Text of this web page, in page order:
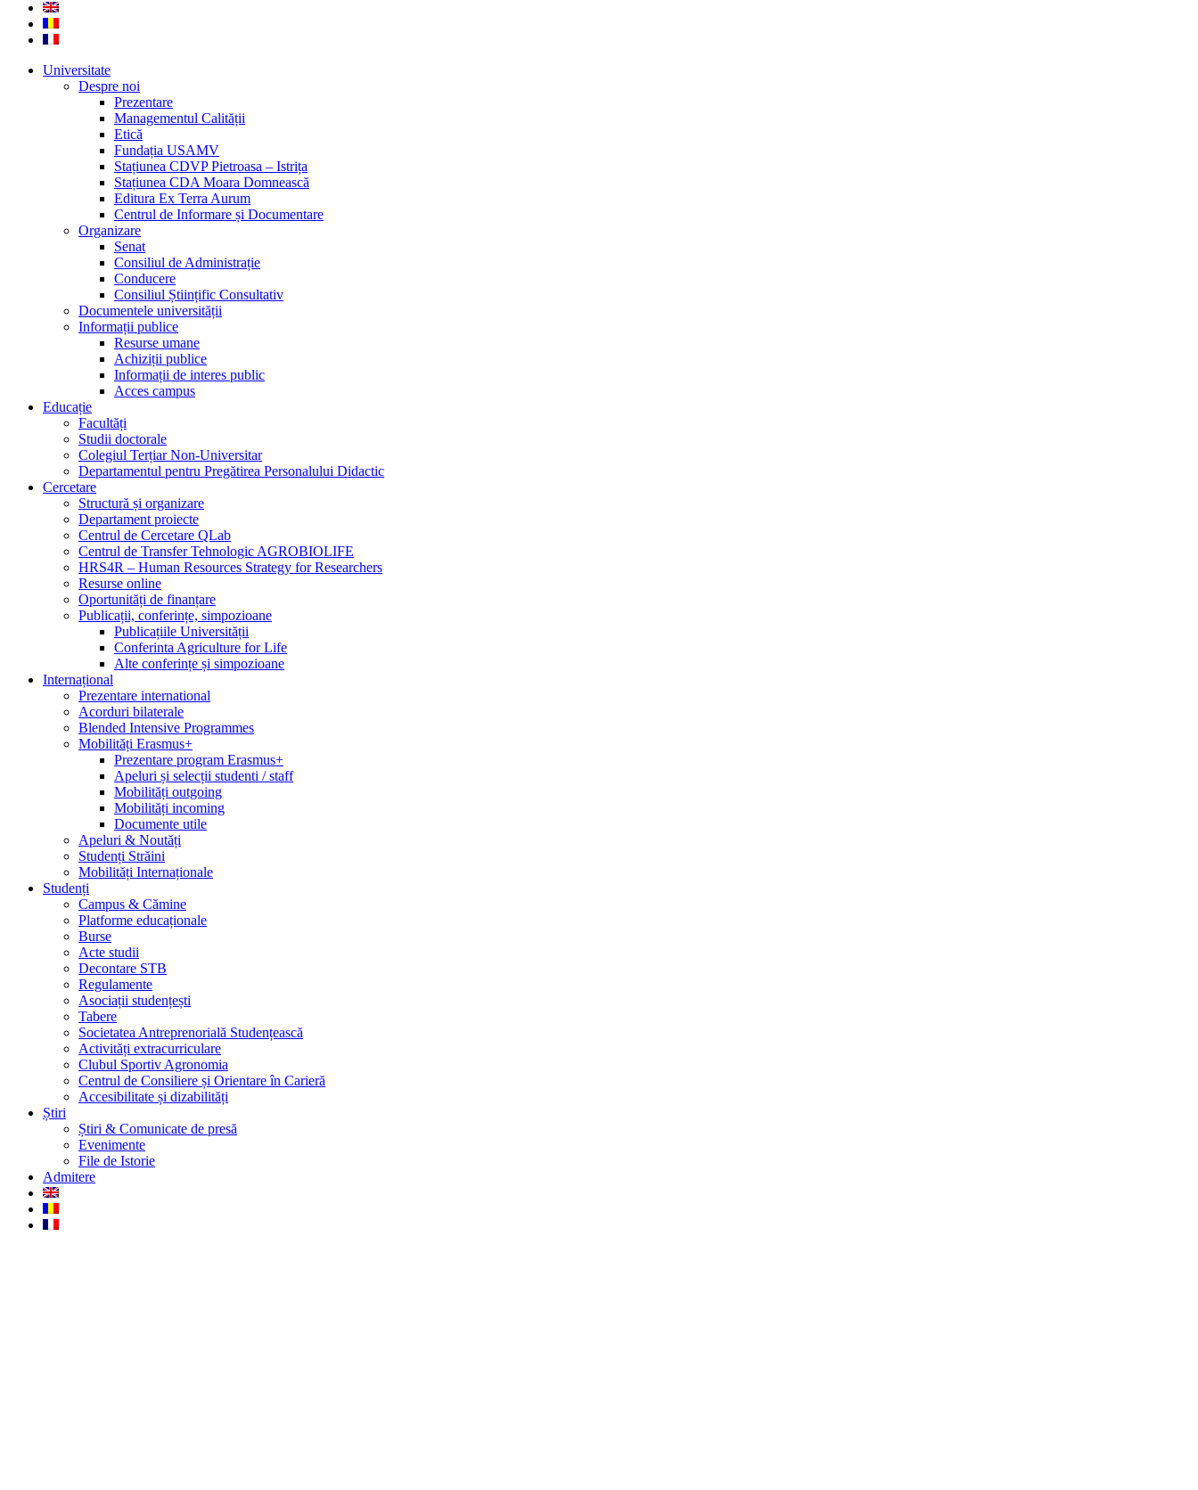
Universitate
Despre noi
Prezentare
Managementul Calității
Etică
Fundația USAMV
Stațiunea CDVP Pietroasa – Istrița
Stațiunea CDA Moara Domnească
Editura Ex Terra Aurum
Centrul de Informare și Documentare
Organizare
Senat
Consiliul de Administrație
Conducere
Consiliul Științific Consultativ
Documentele universității
Informații publice
Resurse umane
Achiziții publice
Informații de interes public
Acces campus
Educație
Facultăți
Studii doctorale
Colegiul Terțiar Non-Universitar
Departamentul pentru Pregătirea Personalului Didactic
Cercetare
Structură și organizare
Departament proiecte
Centrul de Cercetare QLab
Centrul de Transfer Tehnologic AGROBIOLIFE
HRS4R – Human Resources Strategy for Researchers
Resurse online
Oportunități de finanțare
Publicații, conferințe, simpozioane
Publicațiile Universității
Conferinta Agriculture for Life
Alte conferințe și simpozioane
Internațional
Prezentare international
Acorduri bilaterale
Blended Intensive Programmes
Mobilități Erasmus+
Prezentare program Erasmus+
Apeluri și selecții studenti / staff
Mobilități outgoing
Mobilități incoming
Documente utile
Apeluri & Noutăți
Studenți Străini
Mobilități Internaționale
Studenți
Campus & Cămine
Platforme educaționale
Burse
Acte studii
Decontare STB
Regulamente
Asociații studențești
Tabere
Societatea Antreprenorială Studențească
Activități extracurriculare
Clubul Sportiv Agronomia
Centrul de Consiliere și Orientare în Carieră
Accesibilitate și dizabilități
Știri
Știri & Comunicate de presă
Evenimente
File de Istorie
Admitere